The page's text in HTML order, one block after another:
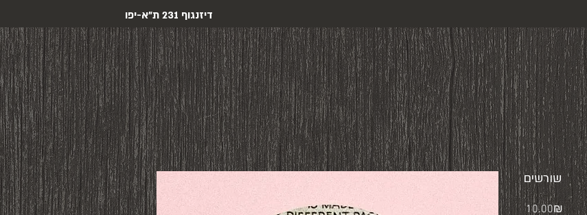
דיזנגוף 231 ת"א-יפו
שורשים
‏10.00 ‏₪Price